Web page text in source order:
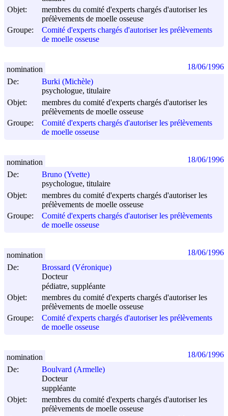
Objet:
membres du comité d'experts chargés d'autoriser les
prélèvements de moelle osseuse
Groupe:
Comité d'experts chargés d'autoriser les prélèvements
de moelle osseuse
De:
Burki (Michèle)
psychologue, titulaire
Objet:
membres du comité d'experts chargés d'autoriser les
prélèvements de moelle osseuse
Groupe:
Comité d'experts chargés d'autoriser les prélèvements
de moelle osseuse
nomination 18/06/1996
De:
Bruno (Yvette)
psychologue, titulaire
Objet:
membres du comité d'experts chargés d'autoriser les
prélèvements de moelle osseuse
Groupe:
Comité d'experts chargés d'autoriser les prélèvements
de moelle osseuse
nomination 18/06/1996
De:
Brossard (Véronique)
Docteur
pédiatre, suppléante
Objet:
membres du comité d'experts chargés d'autoriser les
prélèvements de moelle osseuse
Groupe:
Comité d'experts chargés d'autoriser les prélèvements
de moelle osseuse
nomination 18/06/1996
De:
Boulvard (Armelle)
Docteur
suppléante
Objet:
membres du comité d'experts chargés d'autoriser les
prélèvements de moelle osseuse
nomination 18/06/1996